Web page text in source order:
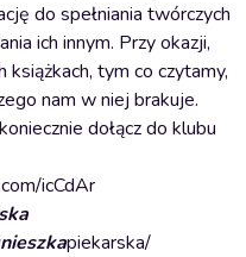
do spełniania twórczych
ich innym. Przy okazji,
książkach, tym co czytamy,
nam w niej brakuje.
dołącz do klubu
icCdAr
piekarska/